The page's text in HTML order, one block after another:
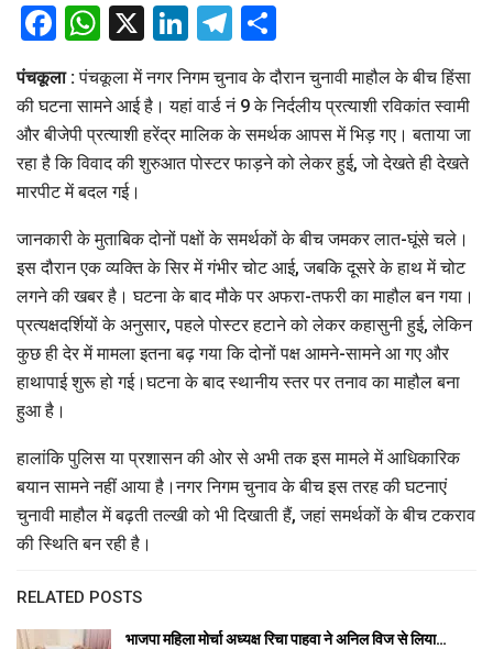
Facebook
WhatsApp
X LinkedIn
Telegram
पंचकूला :पंचकूला में नगर निगम चुनाव के दौरान चुनावी माहौल के बीच हिंसा
की घटना सामने आई है। यहां वार्ड नं 9 के निर्दलीय प्रत्याशी रविकांत स्वामी
और बीजेपी प्रत्याशी हरेंद्र मालिक के समर्थक आपस में भिड़ गए। बताया जा
रहा है कि विवाद की शुरुआत पोस्टर फाड़ने को लेकर हुई, जो देखते ही देखते
मारपीट में बदल गई।
जानकारी के मुताबिक दोनों पक्षों के समर्थकों के बीच जमकर लात-घूंसे चले।
इस दौरान एक व्यक्ति के सिर में गंभीर चोट आई, जबकि दूसरे के हाथ में चोट
लगने की खबर है। घटना के बाद मौके पर अफरा-तफरी का माहौल बन गया।
प्रत्यक्षदर्शियों के अनुसार, पहले पोस्टर हटाने को लेकर कहासुनी हुई, लेकिन
कुछ ही देर में मामला इतना बढ़ गया कि दोनों पक्ष आमने-सामने आ गए और
हाथापाई शुरू हो गई।घटना के बाद स्थानीय स्तर पर तनाव का माहौल बना
हुआ है।
हालांकि पुलिस या प्रशासन की ओर से अभी तक इस मामले में आधिकारिक
बयान सामने नहीं आया है।नगर निगम चुनाव के बीच इस तरह की घटनाएं
चुनावी माहौल में बढ़ती तल्खी को भी दिखाती हैं, जहां समर्थकों के बीच टकराव
की स्थिति बन रही है।
RELATED POSTS
भाजपा महिला मोर्चा अध्यक्ष रिचा पाहवा ने अनिल विज से लिया…